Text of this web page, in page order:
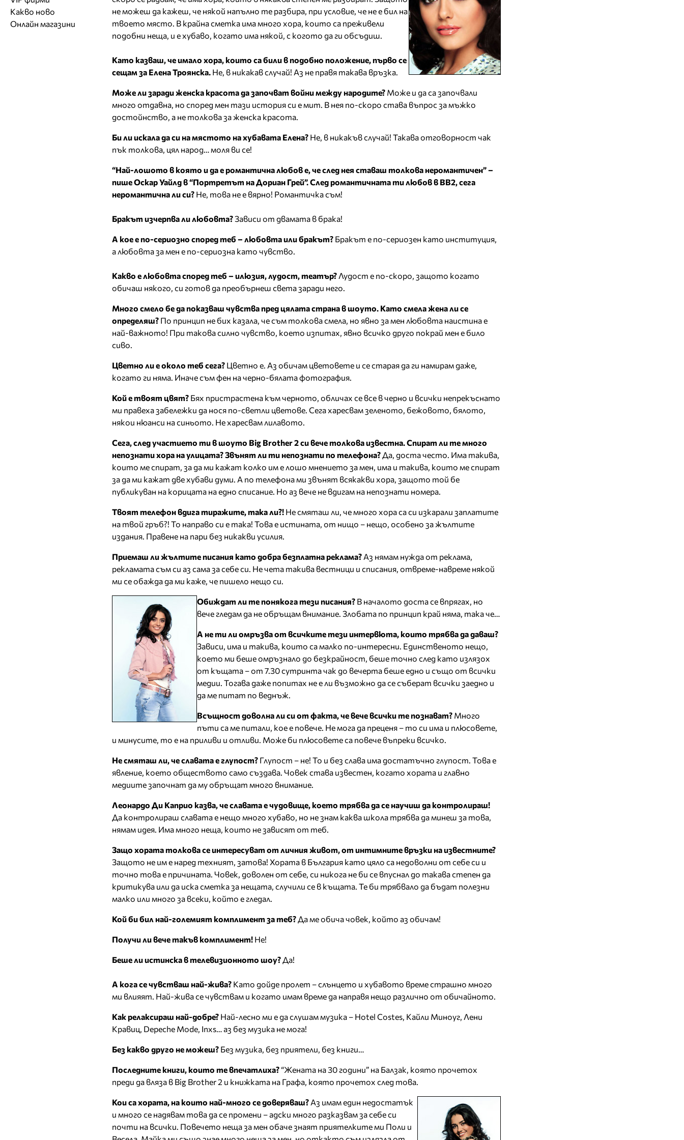
не можеш да кажеш, че някой напълно те разбира, при условие, че не е бил на
твоето място. В крайна сметка има много хора, които са преживели
подобни неща, и е хубаво, когато има някой, с когото да ги обсъдиш.
Като казваш, че имало хора, които са били в подобно положение, първо се
сещам за Елена Троянска. Не, в никакав случай! Аз не правя такава връзка.
Може ли заради женска красота да започват войни между народите? Може и да са започвали
много отдавна, но според мен тази история си е мит. В нея по-скоро става въпрос за мъжко
достойнство, а не толкова за женска красота.
Би ли искала да си на мястото на хубавата Елена? Не, в никакъв случай! Такава отговорност чак
пък толкова, цял народ… моля ви се!
“Най-лошото в която и да е романтична любов е, че след нея ставаш толкова неромантичен” –
пише Оскар Уайлд в “Портретът на Дориан Грей”. След романтичната ти любов в ВВ2, сега
неромантична ли си? Не, това не е вярно! Романтичка съм!
Бракът изчерпва ли любовта?Зависи от двамата в брака!
А кое е по-сериозно според теб – любовта или бракът? Бракът е по-сериозен като институция,
а любовта за мен е по-сериозна като чувство.
Какво е любовта според теб – илюзия, лудост, театър? Лудост е по-скоро, защото когато
обичаш някого, си готов да преобърнеш света заради него.
Много смело бе да показваш чувства пред цялата страна в шоуто. Като смела жена ли се
определяш? По принцип не бих казала, че съм толкова смела, но явно за мен любовта наистина е
най-важното! При такова силно чувство, което изпитах, явно всичко друго покрай мен е било
сиво.
Цветно ли е около теб сега? Цветно е. Аз обичам цветовете и се старая да ги намирам даже,
когато ги няма. Иначе съм фен на черно-бялата фотография.
Кой е твоят цвят? Бях пристрастена към черното, обличах се все в черно и всички непрекъснато
ми правеха забележки да нося по-светли цветове. Сега харесвам зеленото, бежовото, бялото,
някои нюанси на синьото. Не харесвам лилавото.
Сега, след участието ти в шоуто Big Brother 2 си вече толкова известна. Спират ли те много
непознати хора на улицата? Звънят ли ти непознати по телефона?Да, доста често. Има такива,
които ме спират, за да ми кажат колко им е лошо мнението за мен, има и такива, които ме спират
за да ми кажат две хубави думи. А по телефона ми звънят всякакви хора, защото той бе
публикуван на корицата на едно списание. Но аз вече не вдигам на непознати номера.
Твоят телефон вдига тиражите, така ли?! Не смяташ ли, че много хора са си изкарали заплатите
на твой гръб?! То направо си е така! Това е истината, от нищо – нещо, особено за жълтите
издания. Правене на пари без никакви усилия.
Приемаш ли жълтите писания като добра безплатна реклама? Аз нямам нужда от реклама,
рекламата съм си аз сама за себе си. Не чета такива вестници и списания, отвреме-навреме някой
ми се обажда да ми каже, че пишело нещо си.
Обиждат ли те понякога тези писания? В началото доста се впрягах, но
вече гледам да не обръщам внимание. Злобата по принцип край няма, така че…
А не ти ли омръзва от всичките тези интервюта, които трябва да даваш?
Зависи, има и такива, които са малко по-интересни. Единственото нещо,
което ми беше омръзнало до безкрайност, беше точно след като излязох
от къщата – от 7.30 сутринта чак до вечерта беше едно и също от всички
медии. Тогава даже попитах не е ли възможно да се съберат всички заедно и
да ме питат по веднъж.
Всъщност доволна ли си от факта, че вече всички те познават? Много
пъти са ме питали, кое е повече. Не мога да преценя – то си има и плюсовете,
и минусите, то е на приливи и отливи. Може би плюсовете са повече въпреки всичко.
Не смяташ ли, че славата е глупост? Глупост – не! То и без слава има достатъчно глупост. Това е
явление, което обществото само създава. Човек става известен, когато хората и главно
медиите започнат да му обръщат много внимание.
Леонардо Ди Каприо казва, че славата е чудовище, което трябва да се научиш да контролираш!
Да контролираш славата е нещо много хубаво, но не знам каква школа трябва да минеш за това,
нямам идея. Има много неща, които не зависят от теб.
Защо хората толкова се интересуват от личния живот, от интимните връзки на известните?
Защото не им е наред техният, затова! Хората в България като цяло са недоволни от себе си и
точно това е причината. Човек, доволен от себе, си никога не би се впуснал до такава степен да
критикува или да иска сметка за нещата, случили се в къщата. Те би трябвало да бъдат полезни
малко или много за всеки, който е гледал.
Кой би бил най-големият комплимент за теб?Да ме обича човек, който аз обичам!
Получи ли вече такъв комплимент! Не!
Беше ли истинска в телевизионното шоу?Да!
А кога се чувстваш най-жива? Като дойде пролет – слънцето и хубавото време страшно много
ми влияят. Най-жива се чувствам и когато имам време да направя нещо различно от обичайното.
Как релаксираш най-добре? Най-лесно ми е да слушам музика – Hotel Costes, Кайли Миноуг, Лени
Кравиц, Depeche Mode, Inxs… аз без музика не мога!
Без какво друго не можеш? Без музика, без приятели, без книги…
Последните книги, които те впечатлиха?“Жената на 30 години” на Балзак, която прочетох
преди да вляза в Big Brother 2 и книжката на Графа, която прочетох след това.
Кои са хората, на които най-много се доверяваш? Аз имам един недостатък
и много се надявам това да се промени – адски много разказвам за себе си
почти на всички. Повечето неща за мен обаче знаят приятелките ми Поли и
Модни дизайнери
Бутици
Обувки
Други аксесоари
Солариуми
Фитнес и здраве
Работа на ишлеме
CAD/CAM услуги
Модни списания
Сватбени агенции
Магазини за обувки
Магазини за aксесоари
Какво ново
Онлайн магазини